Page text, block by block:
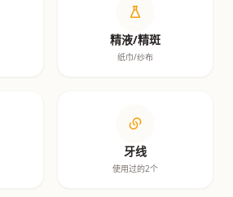
精液/精斑
纸巾/纱布
牙线
使用过的2个